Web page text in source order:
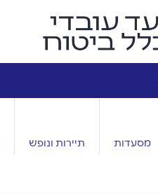
מסעדות תיירות ונופש